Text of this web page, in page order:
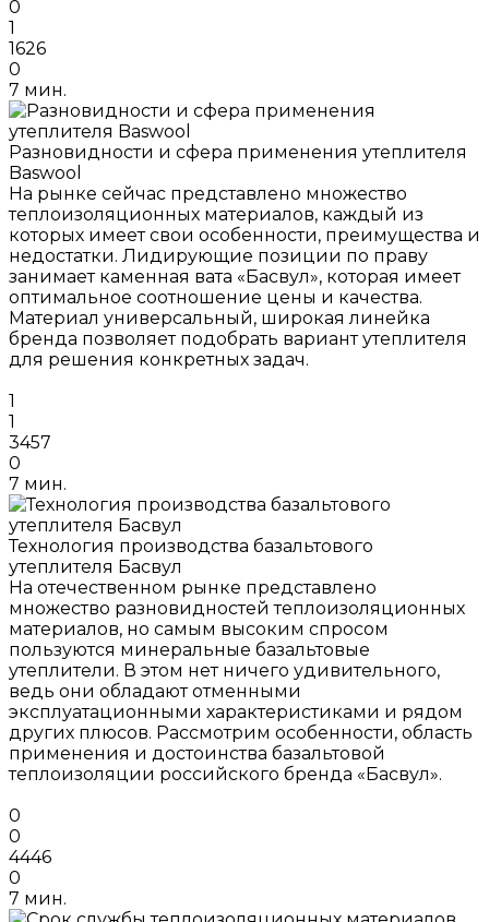
0
1
1626
0
7 мин.
Разновидности и сфера применения утеплителя
Baswool
На рынке сейчас представлено множество
теплоизоляционных материалов, каждый из
которых имеет свои особенности, преимущества и
недостатки. Лидирующие позиции по праву
занимает каменная вата «Басвул», которая имеет
оптимальное соотношение цены и качества.
Материал универсальный, широкая линейка
бренда позволяет подобрать вариант утеплителя
для решения конкретных задач.
1
1
3457
0
7 мин.
Технология производства базальтового
утеплителя Басвул
На отечественном рынке представлено
множество разновидностей теплоизоляционных
материалов, но самым высоким спросом
пользуются минеральные базальтовые
утеплители. В этом нет ничего удивительного,
ведь они обладают отменными
эксплуатационными характеристиками и рядом
других плюсов. Рассмотрим особенности, область
применения и достоинства базальтовой
теплоизоляции российского бренда «Басвул».
0
0
4446
0
7 мин.